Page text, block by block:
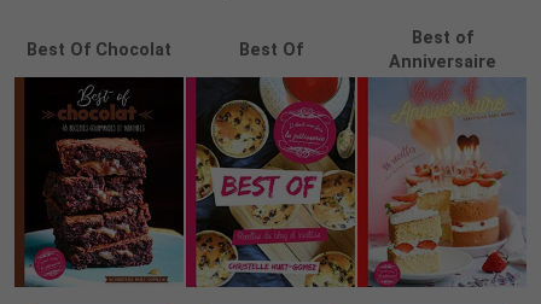
Best Of Chocolat Best Of
Best of
Anniversaire